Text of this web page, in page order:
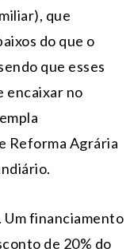
que
do que o
que esses
encaixar no
Reforma Agrária
Um financiamento
de 20% do